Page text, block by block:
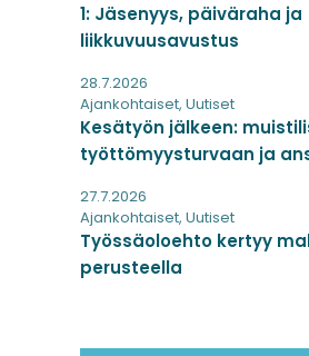
1: Jäsenyys, päiväraha ja
liikkuvuusavustus
28.7.2026
Ajankohtaiset, Uutiset
Kesätyön jälkeen:
työttömyysturvaan ja
27.7.2026
Ajankohtaiset, Uutiset
Työssäoloehto kertyy
perusteella